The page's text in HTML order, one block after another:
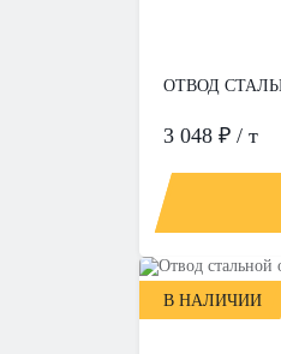
ОТВОД
3 048 ₽ / т
В НАЛИЧИИ